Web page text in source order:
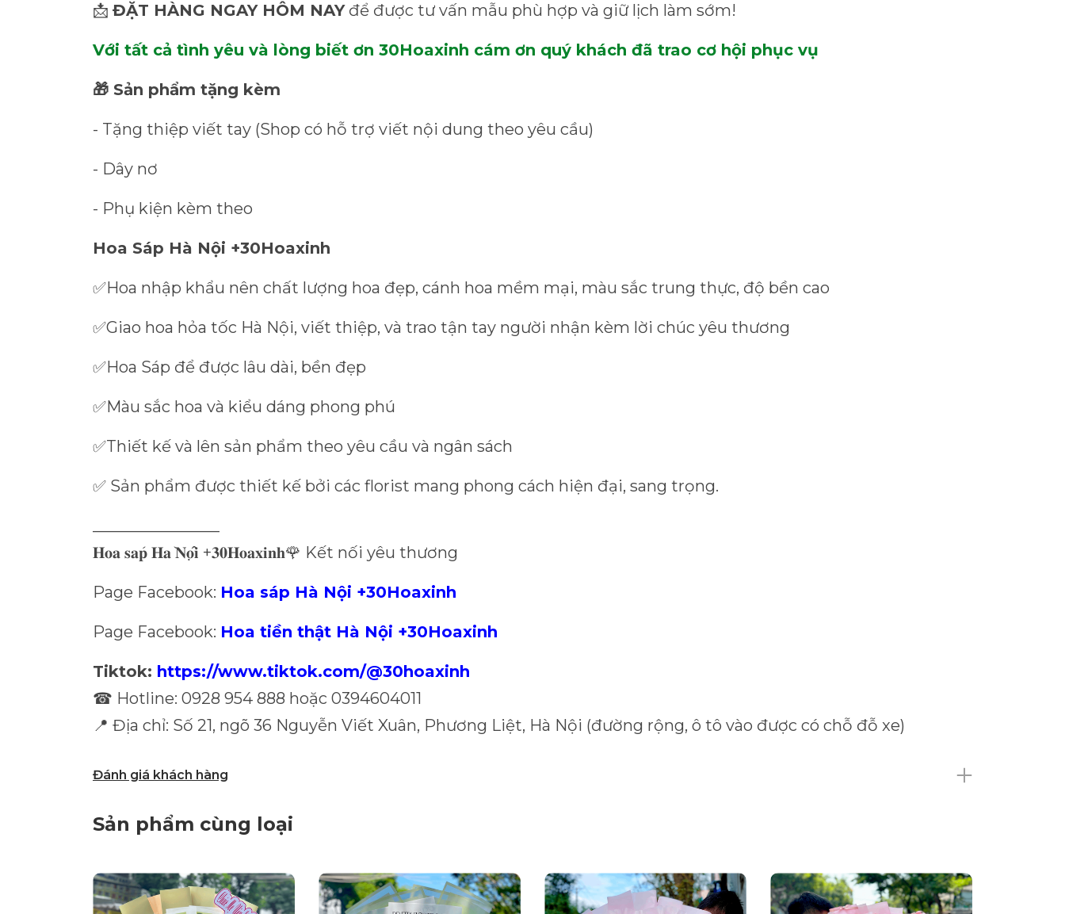
📩 ĐẶT HÀNG NGAY HÔM NAYđể được tư vấn mẫu phù hợp và giữ lịch làm sớm!
Với tất cả tình yêu và lòng biết ơn 30Hoaxinh cám ơn quý khách đã trao cơ hội phục vụ
🎁 Sản phẩm tặng kèm
- Tặng thiệp viết tay (Shop có hỗ trợ viết nội dung theo yêu cầu)
- Dây nơ
- Phụ kiện kèm theo
Hoa Sáp Hà Nội +30Hoaxinh
✅Hoa nhập khẩu nên chất lượng hoa đẹp, cánh hoa mềm mại, màu sắc trung thực, độ bền cao
✅Giao hoa hỏa tốc Hà Nội, viết thiệp, và trao tận tay người nhận kèm lời chúc yêu thương
✅Hoa Sáp để được lâu dài, bền đẹp
✅Màu sắc hoa và kiểu dáng phong phú
✅Thiết kế và lên sản phẩm theo yêu cầu và ngân sách
✅ Sản phẩm được thiết kế bởi các florist mang phong cách hiện đại, sang trọng.
𝐇𝐨𝐚 𝐬𝐚𝐩 𝐇𝐚̀𝐍𝐨𝐢 +𝟑𝟎𝐇𝐨𝐚𝐱𝐢𝐧𝐡🌹 Kết nối yêu thương
Page Facebook: Hoa sáp Hà Nội +30Hoaxinh
Page Facebook: Hoa tiền thật Hà Nội +30Hoaxinh
Tiktok: https://www.tiktok.com/@30hoaxinh
☎ Hotline: 0928 954 888 hoặc 0394604011
📍 Địa chỉ: Số 21, ngõ 36 Nguyễn Viết Xuân, Phương Liệt, Hà Nội (đường rộng, ô tô vào được có chỗ đỗ xe)
Đánh giá khách hàng
Sản phẩm cùng loại